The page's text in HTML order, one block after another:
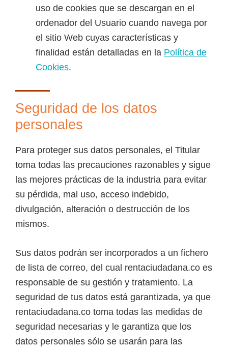
uso de cookies que se descargan en el
ordenador del Usuario cuando navega por
el sitio Web cuyas características y
finalidad están detalladas en la Política de
Cookies.
Seguridad de los datos
personales
Para proteger sus datos personales, el Titular
toma todas las precauciones razonables y sigue
las mejores prácticas de la industria para evitar
su pérdida, mal uso, acceso indebido,
divulgación, alteración o destrucción de los
mismos.
Sus datos podrán ser incorporados a un fichero
de lista de correo, del cual rentaciudadana.co es
responsable de su gestión y tratamiento. La
seguridad de tus datos está garantizada, ya que
rentaciudadana.co toma todas las medidas de
seguridad necesarias y le garantiza que los
datos personales sólo se usarán para las